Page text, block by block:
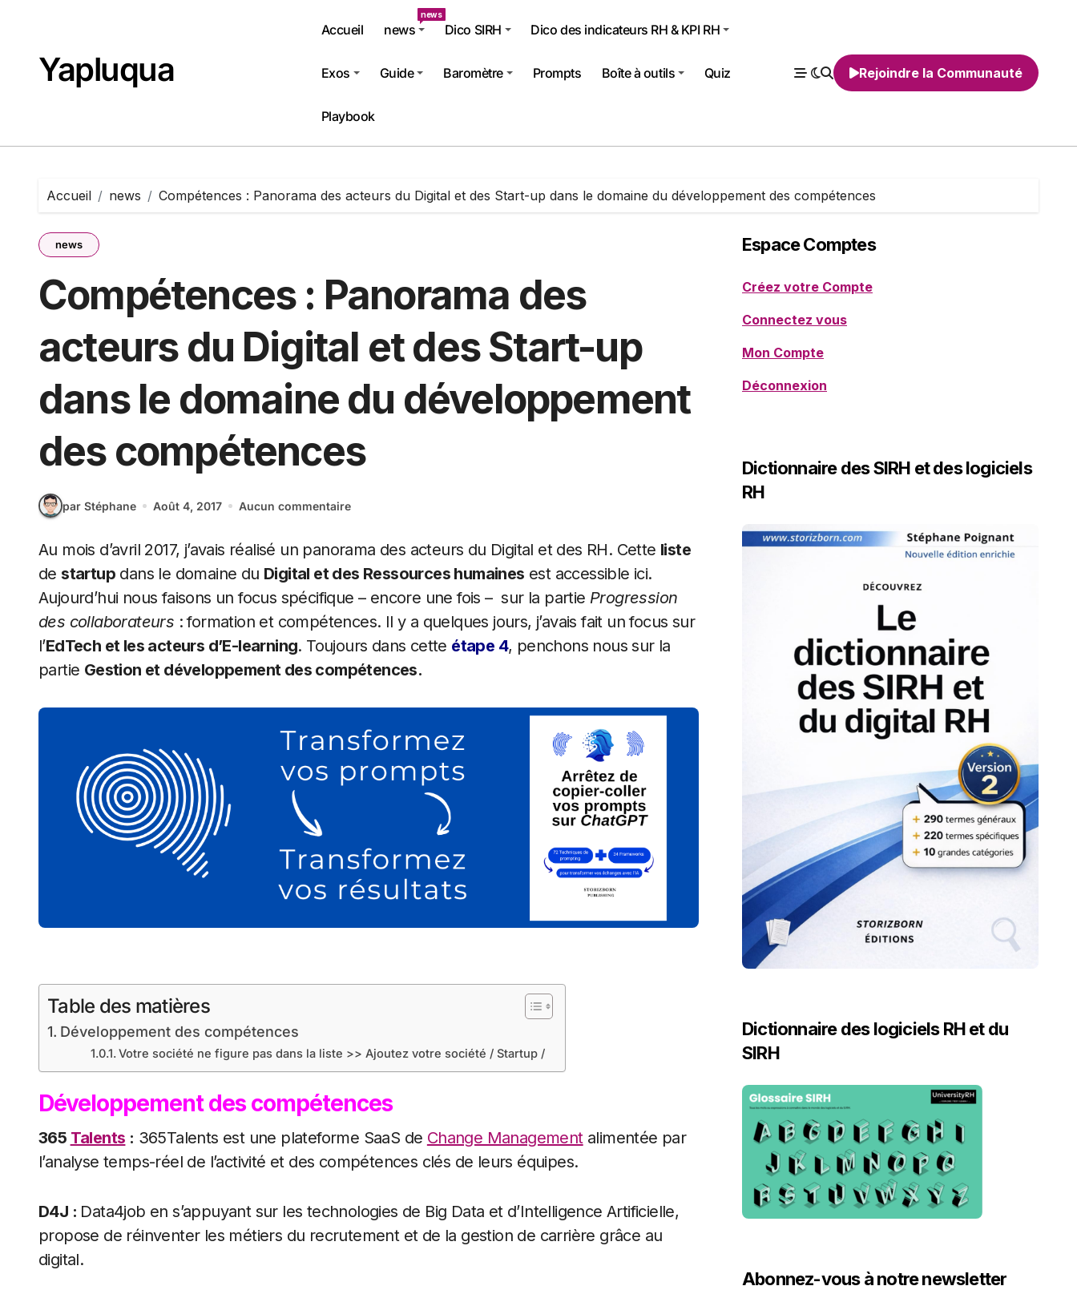
Yapluqua
Accueil news
news
Dico SIRH Dico des indicateurs RH & KPI RH
Exos Guide Baromètre Prompts Boîte à outils Quiz
Playbook
Rejoindre la Communauté
Accueil news Compétences : Panorama des acteurs du Digital et des Start-up dans le domaine du développement des compétences
news
Compétences : Panorama des
acteurs du Digital et des Start-up
dans le domaine du développement
des compétences
par Stéphane Août 4, 2017 Aucun commentaire
Au mois d’avril 2017, j’avais réalisé un panorama des acteurs du Digital et des RH. Cette liste
de startup dans le domaine du Digital et des Ressources humaines est accessible ici.
Aujourd’hui nous faisons un focus spécifique – encore une fois – sur la partie Progression
des collaborateurs : formation et compétences. Il y a quelques jours, j’avais fait un focus sur
l’EdTech et les acteurs d’E-learning. Toujours dans cette étape 4, penchons nous sur la
partie Gestion et développement des compétences.
Table des matières
Développement des compétences
Votre société ne figure pas dans la liste >> Ajoutez votre société / Startup /
Développement des compétences
365 Talents : 365Talents est une plateforme SaaS de Change Management alimentée par
l’analyse temps-réel de l’activité et des compétences clés de leurs équipes.
D4J : Data4job en s’appuyant sur les technologies de Big Data et d’Intelligence Artificielle,
propose de réinventer les métiers du recrutement et de la gestion de carrière grâce au
digital.
Espace Comptes
Créez votre Compte
Connectez vous
Mon Compte
Déconnexion
Dictionnaire des SIRH et des logiciels
RH
Dictionnaire des logiciels RH et du
SIRH
Abonnez-vous à notre newsletter